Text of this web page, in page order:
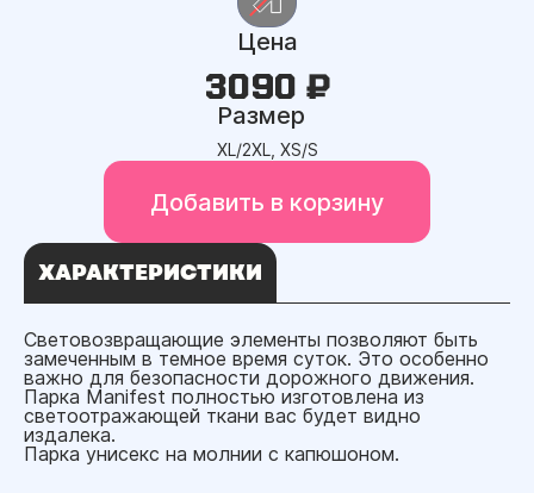
Цена
3090 ₽
Размер
XL/2XL, XS/S
Добавить в корзину
ХАРАКТЕРИСТИКИ
Световозвращающие элементы позволяют быть
замеченным в темное время суток. Это особенно
важно для безопасности дорожного движения.
Парка Manifest полностью изготовлена из
светоотражающей ткани вас будет видно
издалека.
Парка унисекс на молнии с капюшоном.